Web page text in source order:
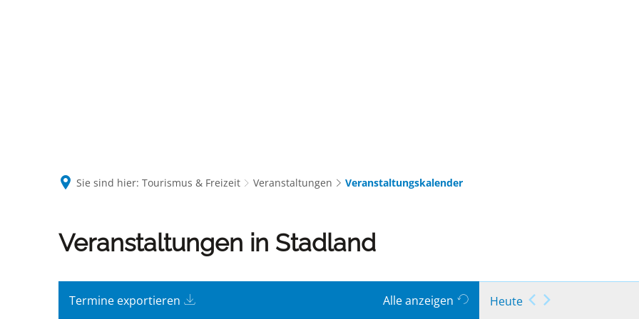
Sie sind hier: Tourismus & Freizeit Veranstaltungen Veranstaltungskalender
Veranstaltungskalender
Veranstaltungen in Stadland
Termine exportieren Alle anzeigen Heute